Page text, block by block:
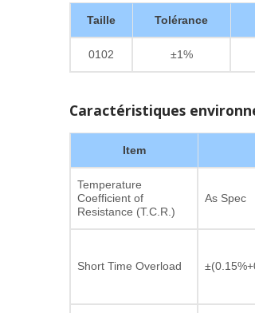
Taille Tolérance
0102 ±1%
Caractéristiques
Item
Temperature
Coefficient of
Resistance (T.C.R.)
As Spec
Short Time Overload